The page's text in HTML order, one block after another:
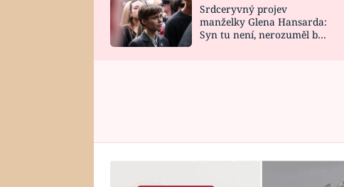
HOROSKOP NA
CELEBRITY
VAŘENÍ
Srdceryvný projev
manželky Glena Hansarda:
Syn tu není, nerozuměl by